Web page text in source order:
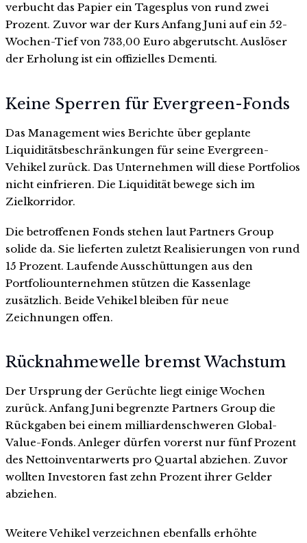
verbucht das Papier ein Tagesplus von rund zwei
Prozent. Zuvor war der Kurs Anfang Juni auf ein 52-
Wochen-Tief von 733,00 Euro abgerutscht. Auslöser
der Erholung ist ein offizielles Dementi.
Keine Sperren für Evergreen-Fonds
Das Management wies Berichte über geplante
Liquiditätsbeschränkungen für seine Evergreen-
Vehikel zurück. Das Unternehmen will diese Portfolios
nicht einfrieren. Die Liquidität bewege sich im
Zielkorridor.
Die betroffenen Fonds stehen laut Partners Group
solide da. Sie lieferten zuletzt Realisierungen von rund
15 Prozent. Laufende Ausschüttungen aus den
Portfoliounternehmen stützen die Kassenlage
zusätzlich. Beide Vehikel bleiben für neue
Zeichnungen offen.
Rücknahmewelle bremst Wachstum
Der Ursprung der Gerüchte liegt einige Wochen
zurück. Anfang Juni begrenzte Partners Group die
Rückgaben bei einem milliardenschweren Global-
Value-Fonds. Anleger dürfen vorerst nur fünf Prozent
des Nettoinventarwerts pro Quartal abziehen. Zuvor
wollten Investoren fast zehn Prozent ihrer Gelder
abziehen.
Weitere Vehikel verzeichnen ebenfalls erhöhte